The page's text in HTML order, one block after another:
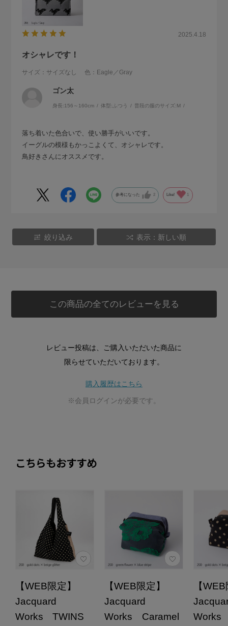
2025.4.18
オシャレです！
サイズ：サイズなし 色：Eagle／Gray
ゴン太
身長:156～160cm 体型: ふつう 普段の服のサイズ:M
落ち着いた色合いで、使い勝手がいいです。
イーグルの模様もかっこよくて、オシャレです。
鳥好きさんにオススメです。
参考になった 2 Like! 1
絞り込み 表示：新しい順
この商品の全てのレビューを見る
レビュー投稿は、ご購入いただいた商品に
限らせていただいております。
購入履歴はこちら
※会員ログインが必要です。
こちらもおすすめ
【WEB限定】
Jacquard
Works TWINS
【WEB限定】
Jacquard
Works Caramel
【
Works